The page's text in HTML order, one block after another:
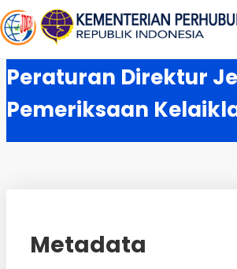
Peraturan Direktur
Pemeriksaan
Metadata